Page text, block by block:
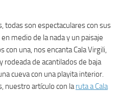
todas son espectaculares con sus
medio de la nada y un paisaje
una, nos encanta Cala Virgili,
rodeada de acantilados de baja
cueva con una playita interior.
nuestro artículo con la ruta a Cala